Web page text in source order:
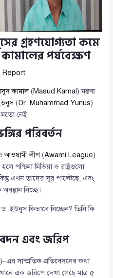
গ্রহণযোগ্যতা কমে
পর্যবেক্ষণ
Report
কামাল(Masud Kamal ) মন্তব্য
( Dr. Muhammad Yunus)–
নেই।
পরিবর্তন
আওয়ামী লীগ(Awami League)
পশ্চিমা মিডিয়া ও রাষ্ট্রগুলো
এখন তাদের সুর পাল্টেছে, এবং
নিচ্ছে।
ইউনূস কিভাবে নিচ্ছেন? তিনি কি
এবং জরিপ
)–এর সাম্প্রতিক প্রতিবেদনের কথা
এক জরিপে দেখা গেছে মাত্র ৫